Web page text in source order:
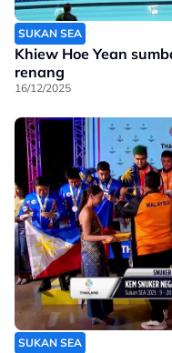
SUKAN SEA
Khiew Hoe Yean
renang
16/12/2025
SUKAN SEA